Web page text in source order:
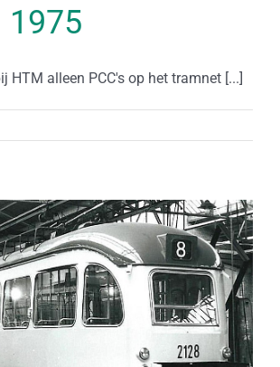
1975
HTM alleen PCC's op het tramnet [...]